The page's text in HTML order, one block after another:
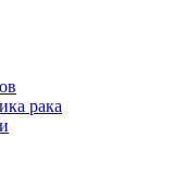
рака